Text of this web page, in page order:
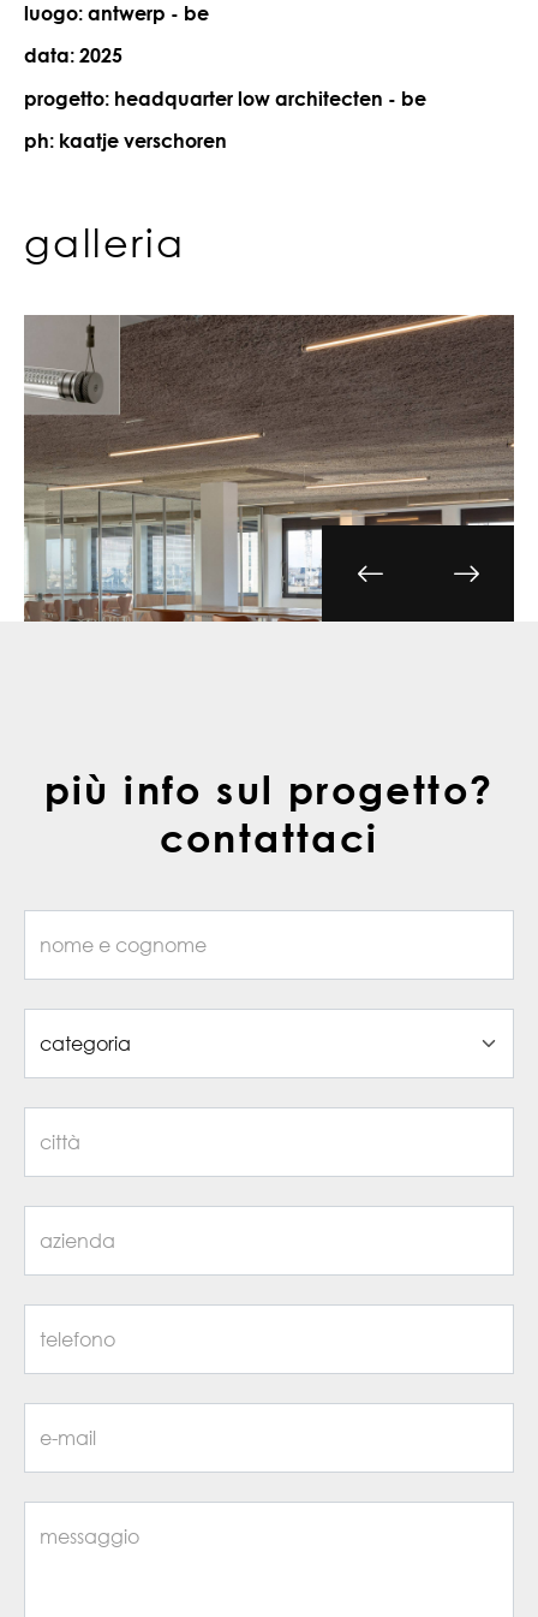
luogo: antwerp - be
data: 2025
progetto: headquarter low architecten - be
ph: kaatje verschoren
galleria
più info sul progetto?
contattaci